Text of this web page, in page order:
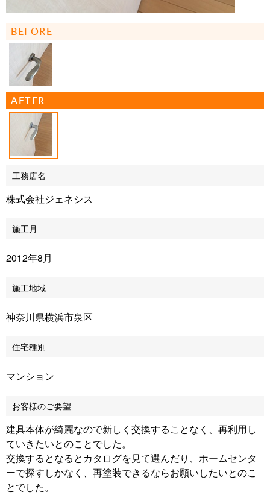
BEFORE
AFTER
工務店名
株式会社ジェネシス
施工月
2012年8月
施工地域
神奈川県横浜市泉区
住宅種別
マンション
お客様のご要望
建具本体が綺麗なので新しく交換することなく、再利用し
ていきたいとのことでした。
交換するとなるとカタログを見て選んだり、ホームセンタ
ーで探すしかなく、再塗装できるならお願いしたいとのこ
とでした。